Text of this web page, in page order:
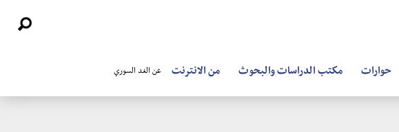
حوارات مكتب الدراسات والبحوث من الانترنت عن الغد السوري